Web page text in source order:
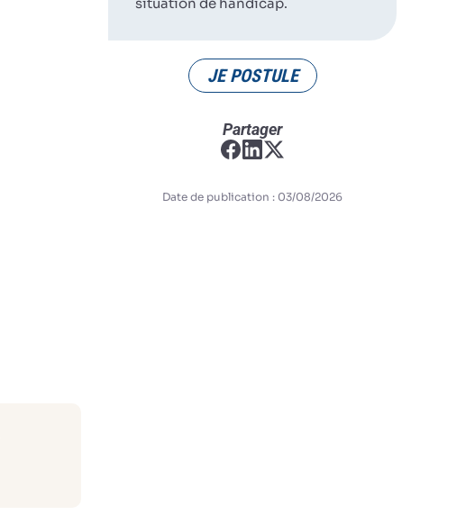
JE POSTULE
Partager
Date de publication : 03/08/2026